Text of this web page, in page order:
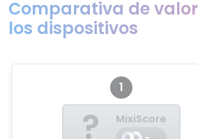
Comparativa de
los dispositivos
1
?
MixiScore